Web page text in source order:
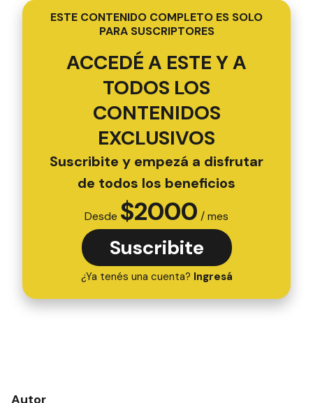
ESTE CONTENIDO COMPLETO ES SOLO
PARA SUSCRIPTORES
ACCEDÉ A ESTE Y A
TODOS LOS
CONTENIDOS
EXCLUSIVOS
Suscribite y empezá a disfrutar
de todos los beneficios
Desde $2000 / mes
Suscribite
¿Ya tenés una cuenta? Ingresá
Autor